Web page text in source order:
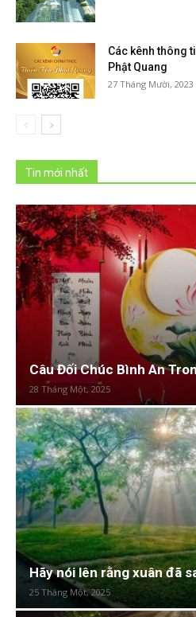
Các kênh thông
Phật Quang
27 Tháng Mười, 2023
Tin mới nhất
Câu Đối Chúc Bình An
28 Tháng Một, 2025
Hãy nói lên rằng xuân đã
25 Tháng Một, 2025